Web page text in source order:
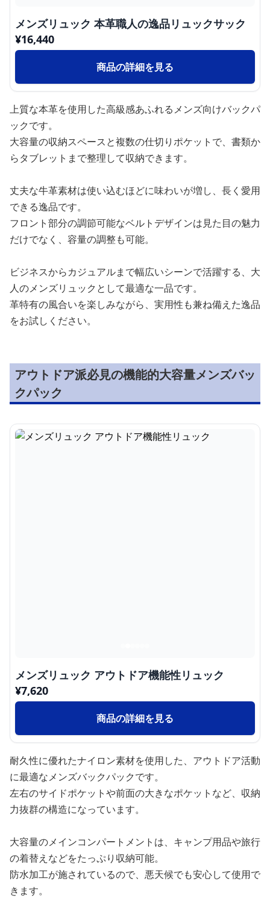
メンズリュック 本革職人の逸品リュックサック
¥16,440
商品の詳細を見る
上質な本革を使用した高級感あふれるメンズ向けバックパ
ックです。
大容量の収納スペースと複数の仕切りポケットで、書類か
らタブレットまで整理して収納できます。
丈夫な牛革素材は使い込むほどに味わいが増し、長く愛用
できる逸品です。
フロント部分の調節可能なベルトデザインは見た目の魅力
だけでなく、容量の調整も可能。
ビジネスからカジュアルまで幅広いシーンで活躍する、大
人のメンズリュックとして最適な一品です。
革特有の風合いを楽しみながら、実用性も兼ね備えた逸品
をお試しください。
アウトドア派必見の機能的大容量メンズバッ
クパック
メンズリュック アウトドア機能性リュック
¥7,620
商品の詳細を見る
耐久性に優れたナイロン素材を使用した、アウトドア活動
に最適なメンズバックパックです。
左右のサイドポケットや前面の大きなポケットなど、収納
力抜群の構造になっています。
大容量のメインコンパートメントは、キャンプ用品や旅行
の着替えなどをたっぷり収納可能。
防水加工が施されているので、悪天候でも安心して使用で
きます。